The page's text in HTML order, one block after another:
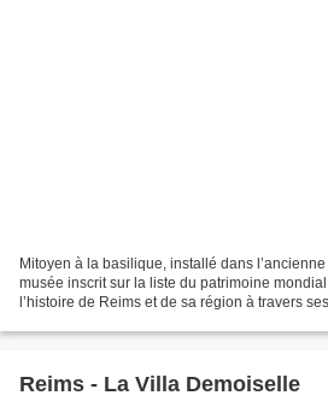
Mitoyen à la basilique, installé dans
musée inscrit sur la liste du patrimoine mondial
l’histoire de Reims et de sa région à travers
Reims - La Villa Demoiselle